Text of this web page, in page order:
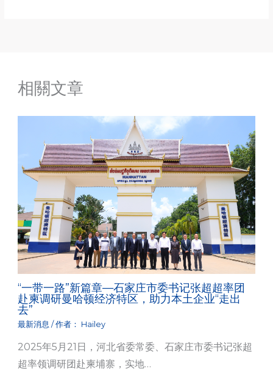
相關文章
“一带一路”新篇章—石家庄市委书记张超超率团
赴柬调研曼哈顿经济特区，助力本土企业“走出
去”
最新消息 / 作者： Hailey
2025年5月21日，河北省委常委、石家庄市委书记张超
超率领调研团赴柬埔寨，实地…